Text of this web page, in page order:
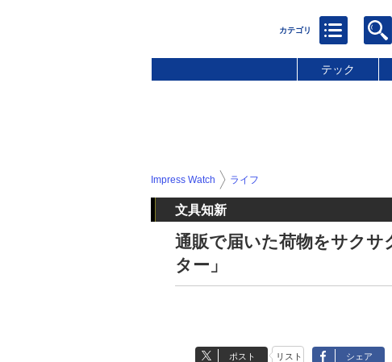
テック
Impress Watch ライフ
文具知新
通販で届いた荷物をサク
ター」
ポスト リスト シェア